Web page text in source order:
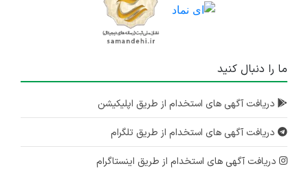
ما را دنبال کنید
دریافت آگهی های استخدام از طریق اپلیکیشن
دریافت آگهی های استخدام از طریق تلگرام
دریافت آگهی های استخدام از طریق اینستاگرام